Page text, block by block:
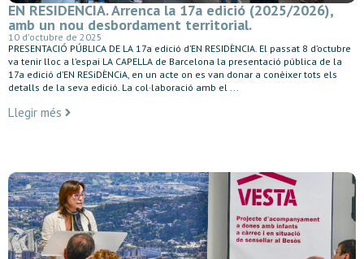
EN RESIDENCIA. Arrenca la 17a edició (2025/2026),
amb un nou desbordament territorial.
10 d'octubre de 2025
PRESENTACIÓ PÚBLICA DE LA 17a edició d’EN RESIDÈNCIA. El passat 8 d’octubre
va tenir lloc a l’espai LA CAPELLA de Barcelona la presentació pública de la
17a edició d’EN RESiDÈNCiA, en un acte on es van donar a conèixer tots els
detalls de la seva edició. La col·laboració amb el ...
Llegir més